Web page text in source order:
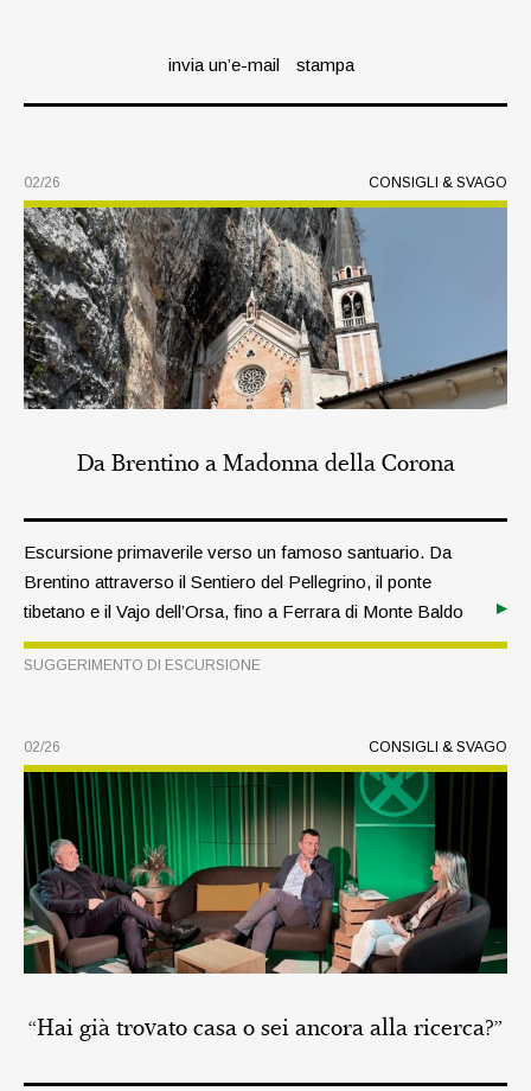
invia un’e-mail stampa
CONSIGLI & SVAGO
02/26
Da Brentino a Madonna della Corona
Escursione primaverile verso un famoso santuario. Da
Brentino attraverso il Sentiero del Pellegrino, il ponte
tibetano e il Vajo dell’Orsa, fino a Ferrara di Monte Baldo
alla Madonna della Corona.
SUGGERIMENTO DI ESCURSIONE
CONSIGLI & SVAGO
02/26
“Hai già trovato casa o sei ancora alla ricerca?”